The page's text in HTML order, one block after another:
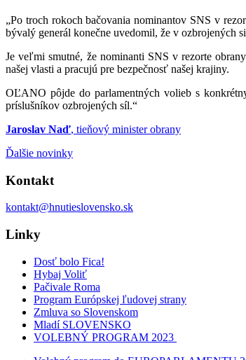
„Po troch rokoch bačovania nominantov SNS v
bývalý generál konečne uvedomil, že v ozbrojených
Je veľmi smutné, že nominanti SNS v rezorte
našej vlasti a pracujú pre bezpečnosť našej krajiny.
OĽANO pôjde do parlamentných volieb s
príslušníkov ozbrojených síl.“
Jaroslav Naď, tieňový minister obrany
Ďalšie novinky
Kontakt
kontakt@hnutieslovensko.sk
Linky
Dosť bolo Fica!
Hybaj Voliť
Pačivale Roma
Program Európskej ľudovej strany
Zmluva so Slovenskom
Mladí SLOVENSKO
VOLEBNÝ PROGRAM 2023